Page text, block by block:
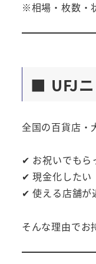
※相場・枚数・
■ UFJニ
全国の百貨店・
✔ お祝いでもら
✔ 現金化したい
✔ 使える店舗が
そんな理由でお